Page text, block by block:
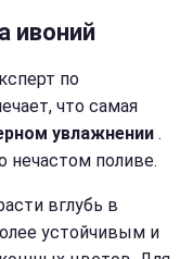
ивоний
по
что самая
увлажнении .
нечастом поливе.
вглубь в
устойчивым и